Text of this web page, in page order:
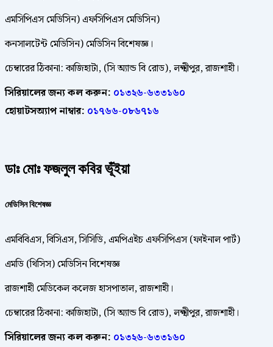
এমসিপিএস মেডিসিন) এফসিপিএস মেডিসিন)
কনসালটেন্ট মেডিসিন) মেডিসিন বিশেষজ্ঞ।
চেম্বারের ঠিকানা: কাজিহাটা, (সি অ্যান্ড বি রোড), লক্ষ্মীপুর, রাজশাহী।
সিরিয়ালের জন্য কল করুন: ০১৩২৬-৬৩৩১৬০
হোয়াটসঅ্যাপ নাম্বার: ০১৭৬৬-০৮৬৭১৬
ডাঃ মোঃ ফজলুল কবির ভূঁইয়া
মেডিসিন বিশেষজ্ঞ
এমবিবিএস, বিসিএস, সিসিডি, এমপিএইচ এফসিপিএস (ফাইনাল পার্ট)
এমডি (থিসিস) মেডিসিন বিশেষজ্ঞ
রাজশাহী মেডিকেল কলেজ হাসপাতাল, রাজশাহী।
চেম্বারের ঠিকানা: কাজিহাটা, (সি অ্যান্ড বি রোড), লক্ষ্মীপুর, রাজশাহী।
সিরিয়ালের জন্য কল করুন: ০১৩২৬-৬৩৩১৬০